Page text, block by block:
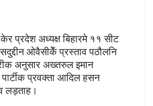
प्रदेश अध्यक्ष बिहारमे ११ सीट
ओवैसीकेँ प्रस्ताव पठौलनि
अनुसार अख्तरुल इमान
प्रवक्ता आदिल हसन
लड़ताह।